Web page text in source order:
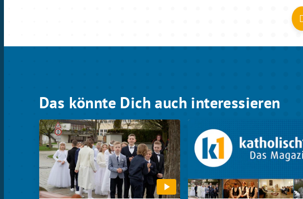
Das könnte Dich auch interessieren